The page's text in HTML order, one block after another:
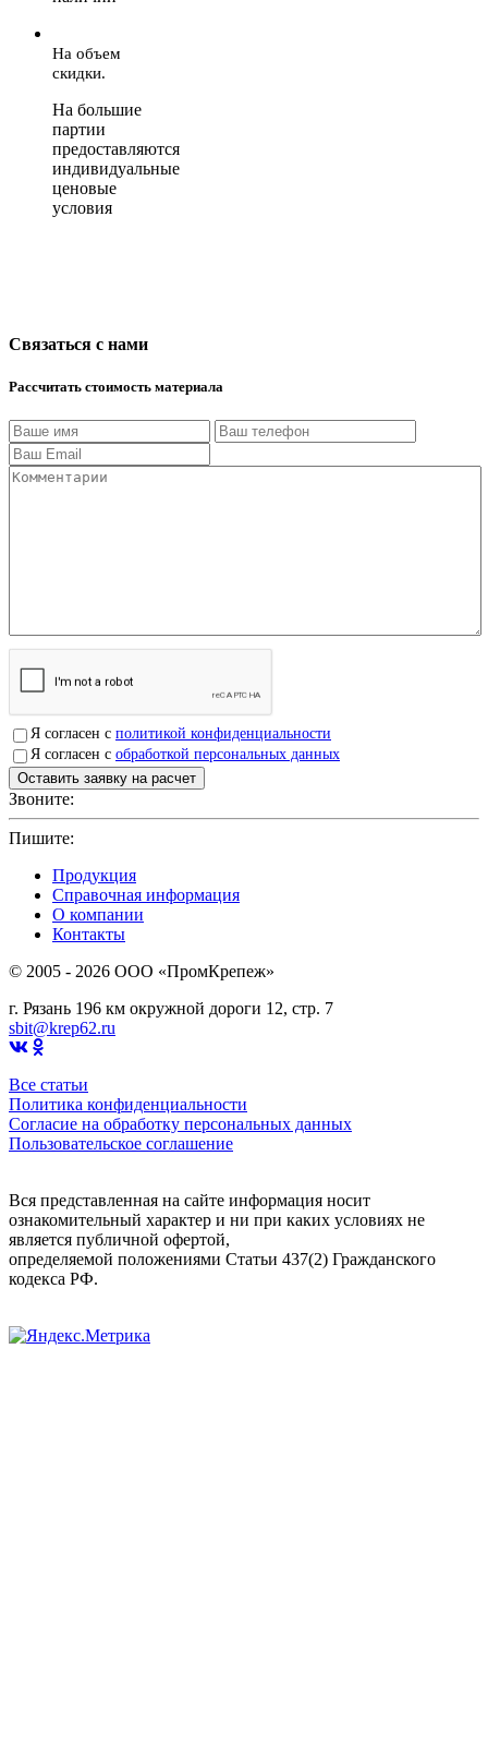
На объем
скидки.
На большие
партии
предоставляются
индивидуальные
ценовые
условия
Связаться с нами
Рассчитать стоимость материала
Я согласен с политикой конфиденциальности
Я согласен с обработкой персональных данных
Звоните:
Пишите:
Продукция
Справочная информация
О компании
Контакты
© 2005 - 2026 OOO «ПромКрепеж»
г. Рязань 196 км окружной дороги 12, стр. 7
sbit@krep62.ru
Все статьи
Политика конфиденциальности
Согласие на обработку персональных данных
Пользовательское соглашение
Вся представленная на сайте информация носит
ознакомительный характер и ни при каких условиях не
является публичной офертой,
определяемой положениями Статьи 437(2) Гражданского
кодекса РФ.